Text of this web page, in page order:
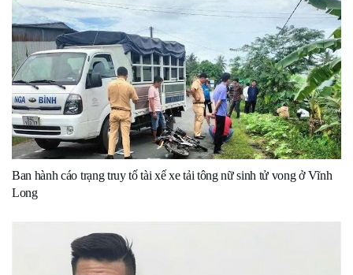
Ban hành cáo trạng truy tố tài xế xe tải tông nữ sinh tử vong ở Vĩnh
Long